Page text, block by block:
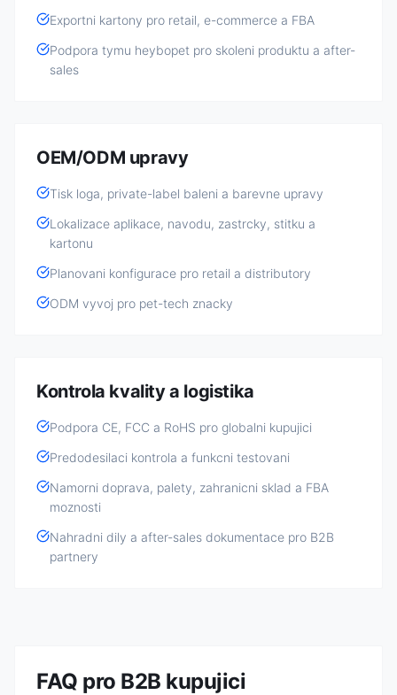
Exportni kartony pro retail, e-commerce a FBA
Podpora tymu heybopet pro skoleni produktu a after-
sales
OEM/ODM upravy
Tisk loga, private-label baleni a barevne upravy
Lokalizace aplikace, navodu, zastrcky, stitku a
kartonu
Planovani konfigurace pro retail a distributory
ODM vyvoj pro pet-tech znacky
Kontrola kvality a logistika
Podpora CE, FCC a RoHS pro globalni kupujici
Predodesilaci kontrola a funkcni testovani
Namorni doprava, palety, zahranicni sklad a FBA
moznosti
Nahradni dily a after-sales dokumentace pro B2B
partnery
FAQ pro B2B kupujici